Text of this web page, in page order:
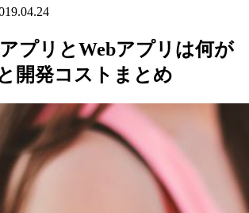
プリとWebアプリは何が
開発コストまとめ